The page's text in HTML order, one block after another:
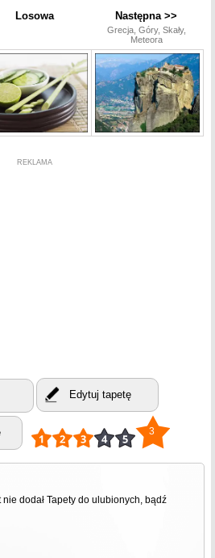
Losowa Następna >>
Grecja, Góry, Skały,
Meteora
REKLAMA
Edytuj tapetę
3
nie dodał Tapety do ulubionych, bądź